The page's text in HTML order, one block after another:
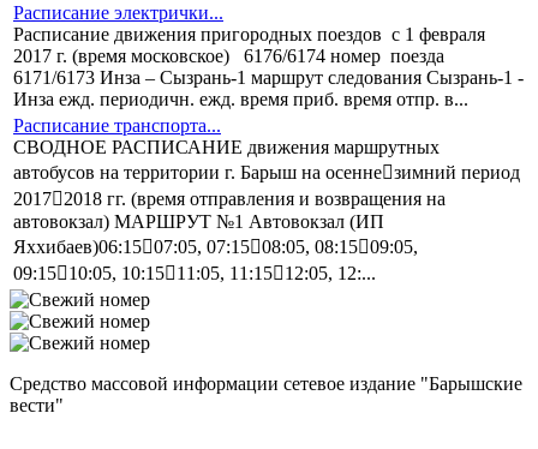
Расписание электрички...
Расписание движения пригородных поездов с 1 февраля
2017 г. (время московское) 6176/6174 номер поезда
6171/6173 Инза – Сызрань-1 маршрут следования Сызрань-1 -
Инза ежд. периодичн. ежд. время приб. время отпр. в...
Расписание транспорта...
СВОДНОЕ РАСПИСАНИЕ движения маршрутных
автобусов на территории г. Барыш на осеннезимний период
20172018 гг. (время отправления и возвращения на
автовокзал) МАРШРУТ №1 Автовокзал (ИП
Яххибаев)06:1507:05, 07:1508:05, 08:1509:05,
09:1510:05, 10:1511:05, 11:1512:05, 12:...
Средство массовой информации сетевое издание "Барышские
вести"